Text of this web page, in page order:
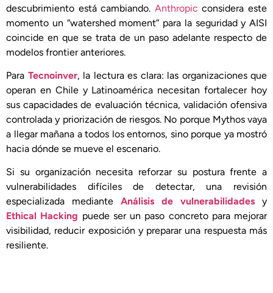
descubrimiento está cambiando. Anthropic considera este
momento un “watershed moment” para la seguridad y AISI
coincide en que se trata de un paso adelante respecto de
modelos frontier anteriores.
Para Tecnoinver, la lectura es clara: las organizaciones que
operan en Chile y Latinoamérica necesitan fortalecer hoy
sus capacidades de evaluación técnica, validación ofensiva
controlada y priorización de riesgos. No porque Mythos vaya
a llegar mañana a todos los entornos, sino porque ya mostró
hacia dónde se mueve el escenario.
Si su organización necesita reforzar su postura frente a
vulnerabilidades difíciles de detectar, una revisión
especializada mediante Análisis de vulnerabilidades y
Ethical Hacking puede ser un paso concreto para mejorar
visibilidad, reducir exposición y preparar una respuesta más
resiliente.